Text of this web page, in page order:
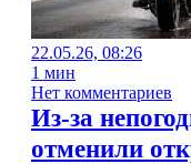
22.05.26, 08:26
1 мин
Нет комментариев
Из-за
отменили